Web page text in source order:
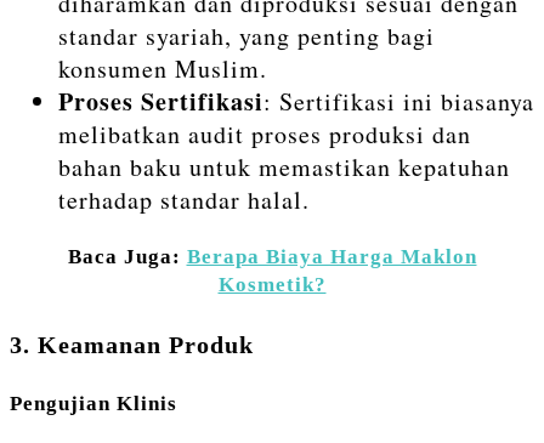
standar syariah, yang penting bagi
konsumen Muslim.
Proses Sertifikasi: Sertifikasi ini biasanya
melibatkan audit proses produksi dan
bahan baku untuk memastikan kepatuhan
terhadap standar halal.
Baca Juga: Berapa Biaya Harga Maklon
Kosmetik?
3. Keamanan Produk
Pengujian Klinis